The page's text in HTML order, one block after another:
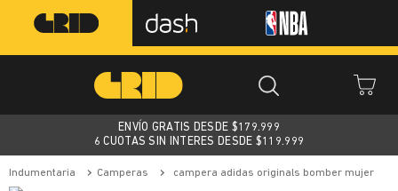
ENVÍO GRATIS DESDE $179.999
6 CUOTAS SIN INTERES DESDE $119.999
indumentaria camperas campera adidas originals bomber mujer